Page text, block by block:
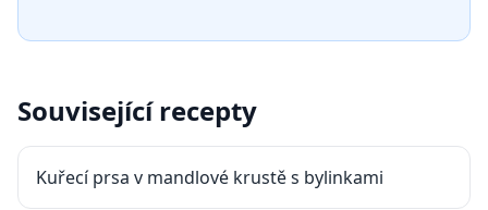
Související recepty
Kuřecí prsa v mandlové krustě s bylinkami